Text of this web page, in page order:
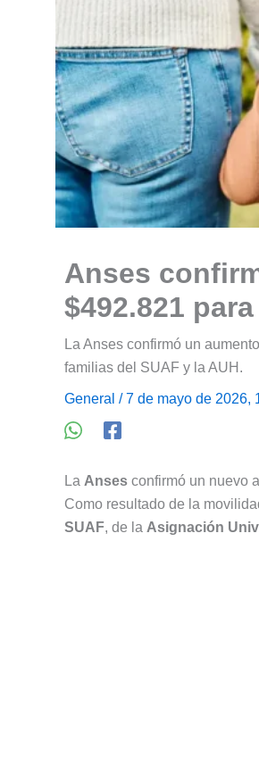
Anses
$492.821
La Anses confirmó un
familias del SUAF y la AUH.
General / 7 de mayo de 2026,
La Anses confirmó un nuevo
Como resultado de la
SUAF, de la Asignación